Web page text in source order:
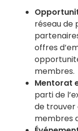
réseau de
offres
membres.
Mentorat
parti de
de trouver
membres